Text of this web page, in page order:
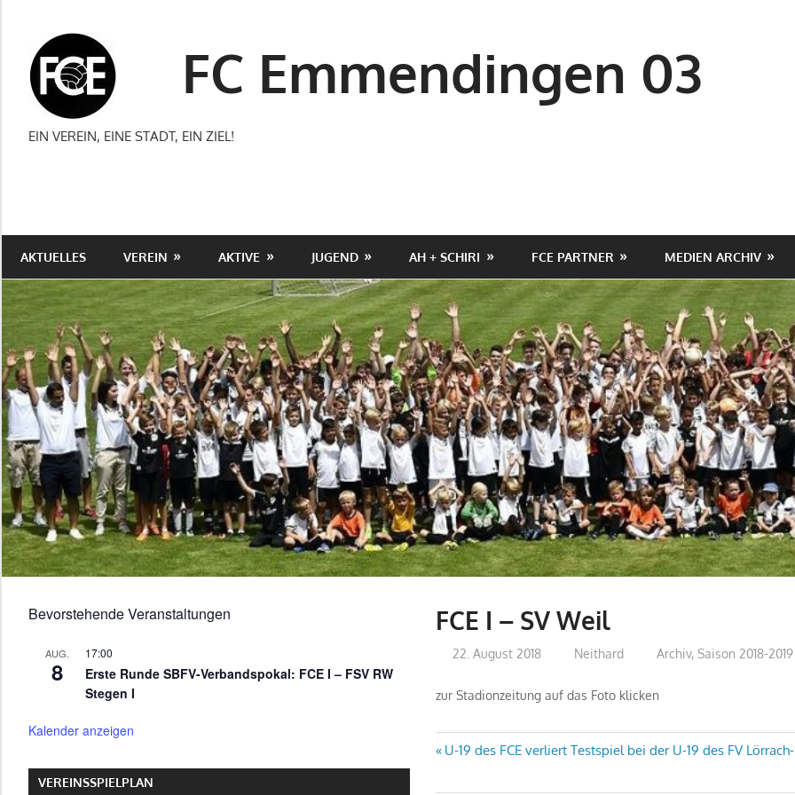
springen
FC Emmendingen 03
EIN VEREIN, EINE STADT, EIN ZIEL!
AKTUELLES VEREIN AKTIVE JUGEND AH + SCHIRI FCE PARTNER MEDIEN ARCHIV
FCE I – SV Weil
22. August 2018 Neithard Archiv, Saison 2018-2019
zur Stadionzeitung auf das Foto klicken
Beitragsnavigation
Vorheriger
U-19 des FCE verliert Testspiel bei der U-19 des FV
Bevorstehende Veranstaltungen
AUG.
8
17:00
Erste Runde SBFV-Verbandspokal: FCE I – FSV RW
Stegen I
Kalender anzeigen
VEREINSSPIELPLAN